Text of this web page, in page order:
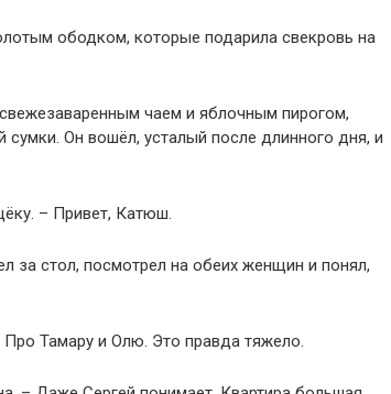
ободком, которые подарила свекровь на
чаем и яблочным пирогом,
Он вошёл, усталый после длинного дня, и
– Привет, Катюш.
за стол, посмотрел на обеих женщин и понял,
Тамару и Олю. Это правда тяжело.